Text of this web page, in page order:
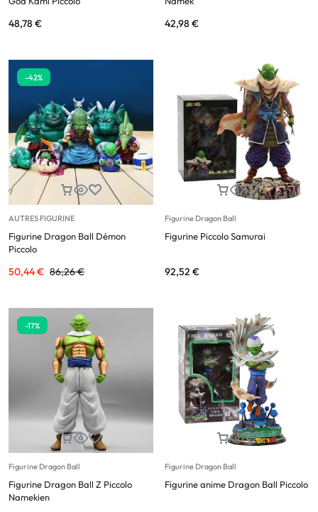
48,78€ 42,98€
-42%
AUTRES FIGURINE
Figurine Dragon Ball Démon
Piccolo
86,26€
50,44€
Figurine Dragon Ball
Figurine Piccolo Samurai
92,52 €
-17%
Figurine Dragon Ball
Figurine Dragon Ball Z Piccolo
Namekien
Figurine Dragon Ball
Figurine anime Dragon Ball Piccolo